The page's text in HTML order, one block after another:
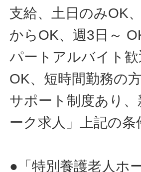
支給、土日のみOK
からOK、週3日～
パートアルバイト
OK、短時間勤務の
サポート制度あり
ーク求人」上記の
●「特別養護老人ホ